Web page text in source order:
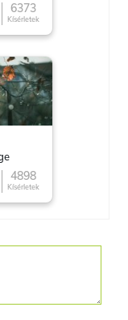
6373
Kísérletek
4898
Kísérletek